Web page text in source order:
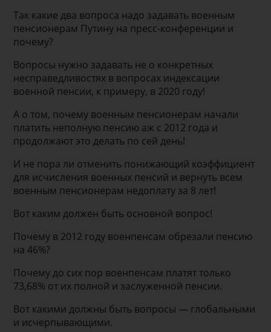
Так какие два вопроса надо задавать военным
пенсионерам Путину на пресс-конференции и
почему?
Вопросы нужно задавать не о конкретных
несправедливостях в вопросах индексации
военной пенсии, к примеру, в 2020 году!
А о том, почему военным пенсионерам начали
платить неполную пенсию аж с 2012 года и
продолжают это делать по сей день!
И не пора ли отменить понижающий коэффициент
для исчисления военных пенсий и вернуть всем
военным пенсионерам недоплату за 8 лет!
Вот каким должен быть основной вопрос!
Почему в 2012 году военпенсам обрезали пенсию
на 46%?
Почему до сих пор военпенсам платят только
73,68% от их полной и заслуженной пенсии.
Вот какими должны быть вопросы — глобальными
и исчерпывающими.